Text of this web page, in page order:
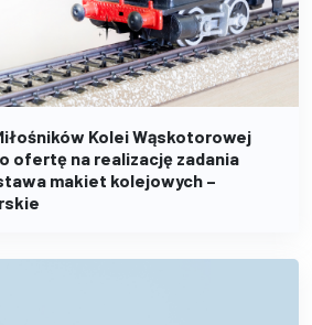
Kolei Wąskotorowej
ofertę na realizację zadania
makiet kolejowych –